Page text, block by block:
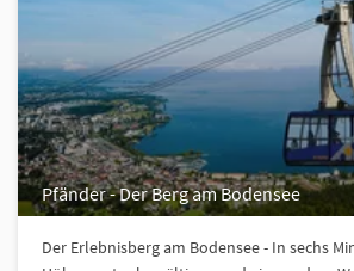
Pfänder - Der Berg am Bodensee
Der Erlebnisberg am Bodensee - In sechs